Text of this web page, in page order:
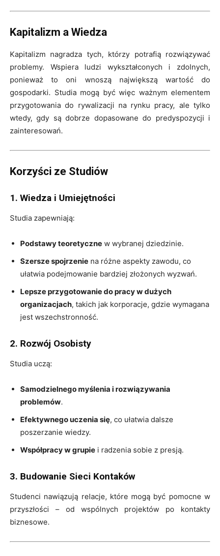
Kapitalizm a Wiedza
Kapitalizm nagradza tych, którzy potrafią rozwiązywać
problemy. Wspiera ludzi wykształconych i zdolnych,
ponieważ to oni wnoszą największą wartość do
gospodarki. Studia mogą być więc ważnym elementem
przygotowania do rywalizacji na rynku pracy, ale tylko
wtedy, gdy są dobrze dopasowane do predyspozycji i
zainteresowań.
Korzyści ze Studiów
1. Wiedza i Umiejętności
Studia zapewniają:
Podstawy teoretyczne w wybranej dziedzinie.
Szersze spojrzenie na różne aspekty zawodu, co
ułatwia podejmowanie bardziej złożonych wyzwań.
Lepsze przygotowanie do pracy w dużych
organizacjach, takich jak korporacje, gdzie wymagana
jest wszechstronność.
2. Rozwój Osobisty
Studia uczą:
Samodzielnego myślenia i rozwiązywania
problemów.
Efektywnego uczenia się, co ułatwia dalsze
poszerzanie wiedzy.
Współpracy w grupie i radzenia sobie z presją.
3. Budowanie Sieci Kontaków
Studenci nawiązują relacje, które mogą być pomocne w
przyszłości – od wspólnych projektów po kontakty
biznesowe.